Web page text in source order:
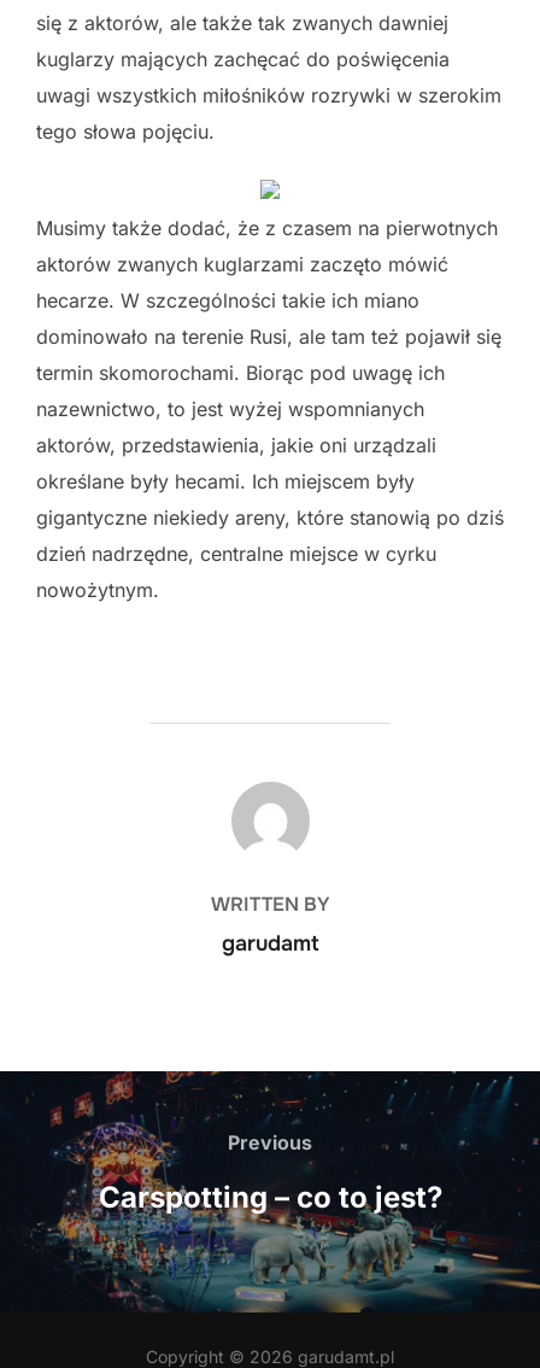
się z aktorów, ale także tak zwanych dawniej
kuglarzy mających zachęcać do poświęcenia
uwagi wszystkich miłośników rozrywki w szerokim
tego słowa pojęciu.
Musimy także dodać, że z czasem na pierwotnych
aktorów zwanych kuglarzami zaczęto mówić
hecarze. W szczególności takie ich miano
dominowało na terenie Rusi, ale tam też pojawił się
termin skomorochami. Biorąc pod uwagę ich
nazewnictwo, to jest wyżej wspomnianych
aktorów, przedstawienia, jakie oni urządzali
określane były hecami. Ich miejscem były
gigantyczne niekiedy areny, które stanowią po dziś
dzień nadrzędne, centralne miejsce w cyrku
nowożytnym.
POST AUTHOR
WRITTEN BY
garudamt
Nawigacja
wpisu
Previous
Previous
Carspotting – co to jest?
Copyright © 2026 garudamt.pl